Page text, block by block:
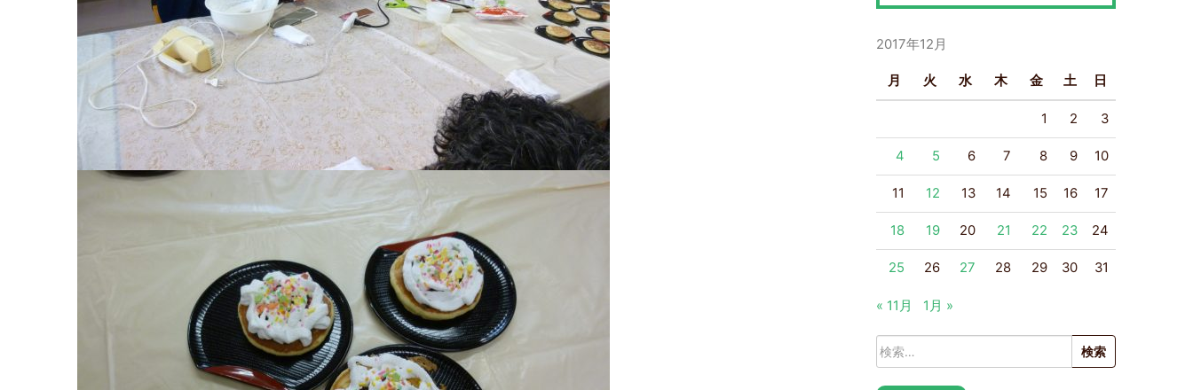
2017年12月
月 火 水 木 金 土 日
1 2 3
4 5 6 7 8 9 10
11 12 13 14 15 16 17
18 19 20 21 22 23 24
25 26 27 28 29 30 31
« 11月 1月 »
検
索: